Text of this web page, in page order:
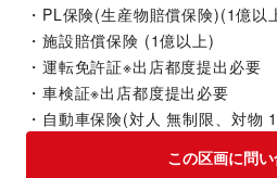
・PL保険(生産物賠償保険)(1億以
・施設賠償保険 (1億以上)
・運転免許証※出店都度提出必要
・車検証※出店都度提出必要
・自動車保険(対人 無制限、対物
この区画に問